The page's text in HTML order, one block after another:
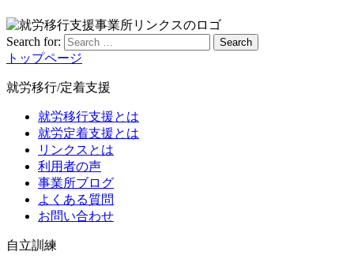
Search for: Search
トップページ
就労移行/定着支援
就労移行支援とは
就労定着支援とは
リンクスとは
利用者の声
事業所ブログ
よくある質問
お問い合わせ
自立訓練